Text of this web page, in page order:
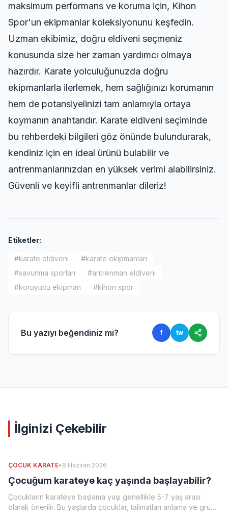
maksimum performans ve koruma için, Kihon
Spor'un ekipmanlar koleksiyonunu keşfedin.
Uzman ekibimiz, doğru eldiveni seçmeniz
konusunda size her zaman yardımcı olmaya
hazırdır. Karate yolculuğunuzda doğru
ekipmanlarla ilerlemek, hem sağlığınızı korumanın
hem de potansiyelinizi tam anlamıyla ortaya
koymanın anahtarıdır. Karate eldiveni seçiminde
bu rehberdeki bilgileri göz önünde bulundurarak,
kendiniz için en ideal ürünü bulabilir ve
antrenmanlarınızdan en yüksek verimi alabilirsiniz.
Güvenli ve keyifli antrenmanlar dileriz!
Etiketler:
#karate eldiveni #karate ekipmanları
#savunma sporları #antrenman eldiveni
#koruyucu ekipman #kihon spor
Bu yazıyı beğendiniz mi? f tw
İlginizi Çekebilir
ÇOCUK KARATE• 6 Haziran 2026
Çocuğum karateye kaç yaşında başlayabilir?
Çocukların karateye başlama yaşı genellikle 5-7 yaş arası
olarak önerilir. Bu yaşlarda çocuklar, talimatları anlama ve grup